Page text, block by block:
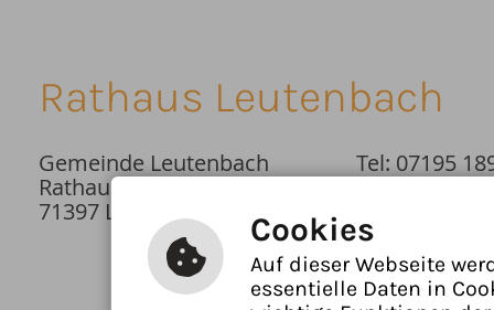
Rathaus Leutenbach
Gemeinde Leutenbach
Rathausplatz 1
71397 Leutenbach
Tel: 07195
Cookies
Auf dieser Webseite
essentielle Daten in